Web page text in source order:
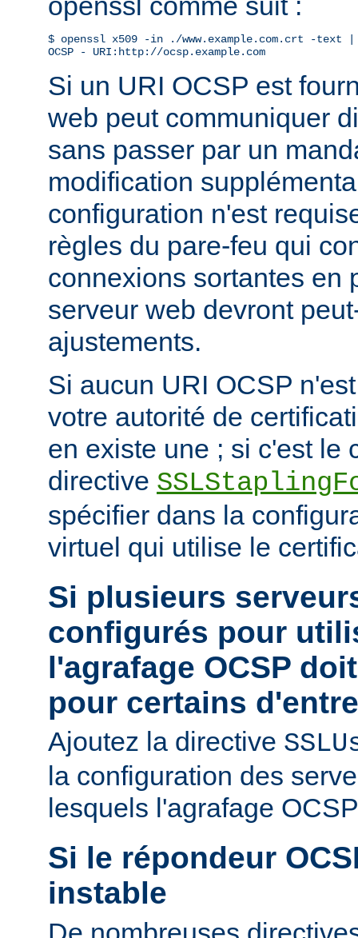
$ openssl x509 -in ./www.example.com.crt -text
OCSP - URI:http://ocsp.example.com
Si un URI OCSP est
web peut communiquer
sans passer par un
modification
configuration n'est
règles du pare-feu qui
connexions sortantes en
serveur web devront
ajustements.
Si aucun URI OCSP
votre autorité de
en existe une ; si c'est le
directive
spécifier dans la
virtuel qui utilise le
Si plusieurs
configurés pour
l'agrafage OCSP
pour certains
Ajoutez la directive
la configuration des
lesquels l'agrafage
Si le répondeur
instable